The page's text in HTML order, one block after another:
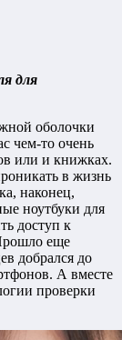
для
оболочки
чем-то очень
или и книжках.
в жизнь
наконец,
ноутбуки для
доступ к
еще
добрался до
А вместе
проверки